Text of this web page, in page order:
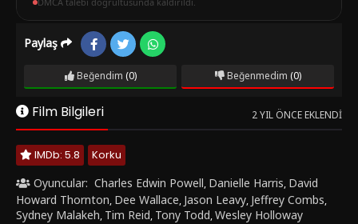
Paylaş
Beğendim (0) Beğenmedim (0)
Film Bilgileri 2 YIL ÖNCE EKLENDI
IMDb: 5.8
Korku
Oyuncular: Charles Edwin Powell, Danielle Harris, David
Howard Thornton, Dee Wallace, Jason Leavy, Jeffrey Combs,
Sydney Malakeh, Tim Reid, Tony Todd,Wesley Holloway